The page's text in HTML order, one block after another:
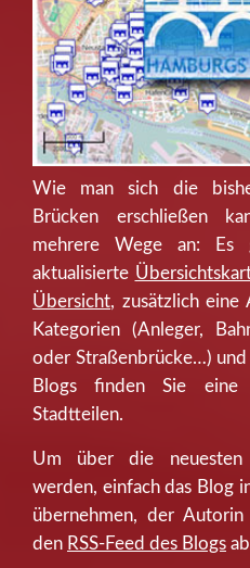
Wie man sich die
Brücken erschließen
mehrere Wege an: Es
aktualisierte
Übersicht, zusätzlich eine
Kategorien (Anleger,
oder Straßenbrücke…)
Blogs finden Sie eine
Stadtteilen.
Um über die
werden, einfach das Blog
übernehmen, der
den RSS-Feed des Blogs